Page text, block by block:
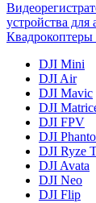
устройства для
Квадрокоптеры
DJI Mini
DJI Air
DJI Mavic
DJI
DJI FPV
DJI
DJI Ryze
DJI Avata
DJI Neo
DJI Flip